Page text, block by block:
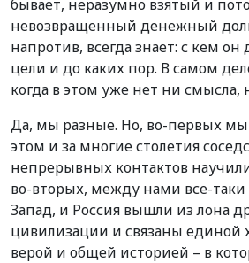
бывает, неразумно взятый и
невозвращенный денежный
напротив, всегда знает: с кем
цели и до каких пор. В самом
когда в этом уже нет ни смысла,
Да, мы разные. Но, во-первых
этом и за многие столетия
непрерывных контактов
во-вторых, между нами все-
Запад, и Россия вышли из лона
цивилизации и связаны единой
верой и общей историей – в